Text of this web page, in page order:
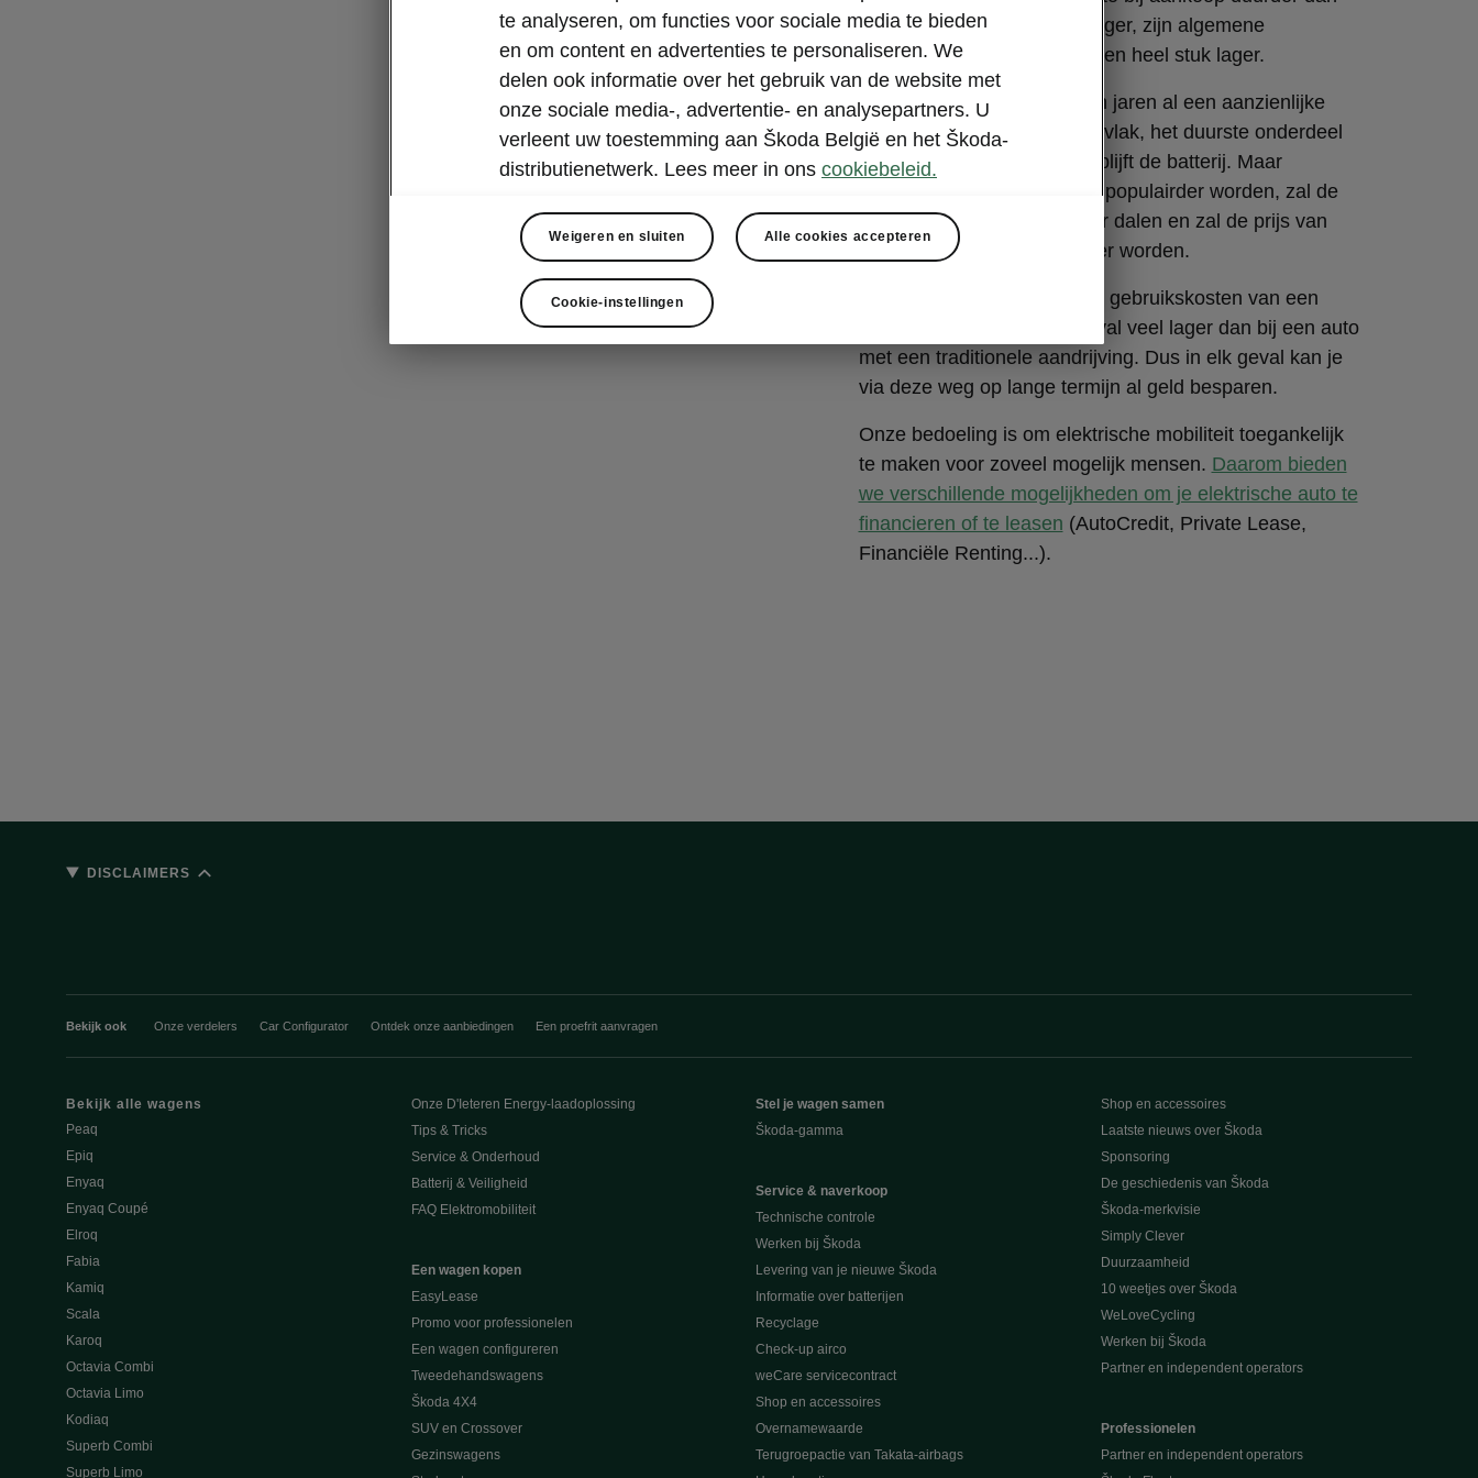
zijn conventionele tegenhanger, zijn algemene
gebruikskosten liggen ook een heel stuk lager.
Ook al werd er de afgelopen jaren al een aanzienlijke
vooruitgang geboekt op dat vlak, het duurste onderdeel
van een elektrische wagen blijft de batterij. Maar
naarmate elektrische auto's populairder worden, zal de
prijs van de batterijen verder dalen en zal de prijs van
elektrische auto's voordeliger worden.
Intussen zijn de gemiddelde gebruikskosten van een
elektrische wagen in elk geval veel lager dan bij een auto
met een traditionele aandrijving. Dus in elk geval kan je
via deze weg op lange termijn al geld besparen.
Onze bedoeling is om elektrische mobiliteit toegankelijk
te maken voor zoveel mogelijk mensen. Daarom bieden
we verschillende mogelijkheden om je elektrische auto te
financieren of te leasen (AutoCredit, Private Lease,
Financiële Renting...).
DISCLAIMERS
Bekijk ook Onze verdelers Car Configurator Ontdek onze aanbiedingen Een proefrit aanvragen
Bekijk alle wagens
Peaq
Epiq
Enyaq
Enyaq Coupé
Elroq
Fabia
Kamiq
Scala
Karoq
Octavia Combi
Octavia Limo
Kodiaq
Superb Combi
Superb Limo
Onze D'Ieteren Energy-laadoplossing
Tips & Tricks
Service & Onderhoud
Batterij & Veiligheid
FAQ Elektromobiliteit
Een wagen kopen
EasyLease
Promo voor professionelen
Een wagen configureren
Tweedehandswagens
Škoda 4X4
SUV en Crossover
Gezinswagens
Stel je wagen samen
Škoda-gamma
Service & naverkoop
Technische controle
Werken bij Škoda
Levering van je nieuwe Škoda
Informatie over batterijen
Recyclage
Check-up airco
weCare servicecontract
Shop en accessoires
Overnamewaarde
Terugroepactie van Takata-airbags
Shop en accessoires
Laatste nieuws over Škoda
Sponsoring
De geschiedenis van Škoda
Škoda-merkvisie
Simply Clever
Duurzaamheid
10 weetjes over Škoda
WeLoveCycling
Werken bij Škoda
Partner en independent operators
Professionelen
Partner en independent operators
te analyseren, om functies voor sociale media te bieden
en om content en advertenties te personaliseren. We
delen ook informatie over het gebruik van de website met
onze sociale media-, advertentie- en analysepartners. U
verleent uw toestemming aan Škoda België en het Škoda-
distributienetwerk. Lees meer in ons cookiebeleid.
Weigeren en sluiten Alle cookies accepteren
Cookie-instellingen